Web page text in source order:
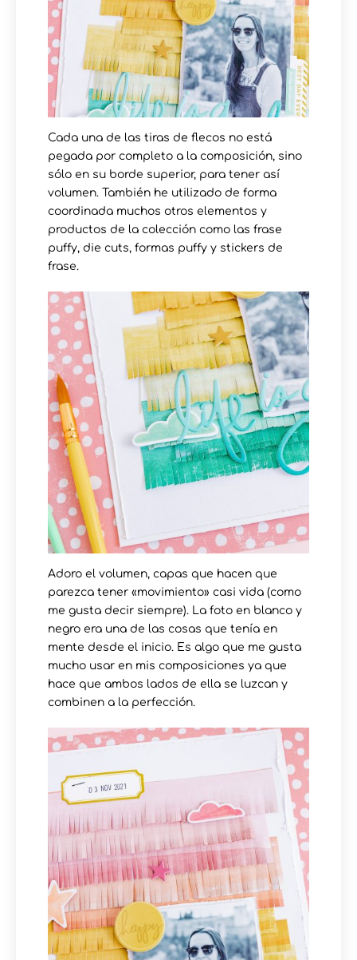
Cada una de las tiras de flecos no está
pegada por completo a la composición, sino
sólo en su borde superior, para tener así
volumen. También he utilizado de forma
coordinada muchos otros elementos y
productos de la colección como las frase
puffy, die cuts, formas puffy y stickers de
frase.
Adoro el volumen, capas que hacen que
parezca tener «movimiento» casi vida (como
me gusta decir siempre). La foto en blanco y
negro era una de las cosas que tenía en
mente desde el inicio. Es algo que me gusta
mucho usar en mis composiciones ya que
hace que ambos lados de ella se luzcan y
combinen a la perfección.